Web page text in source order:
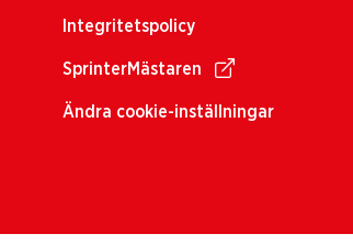
Integritetspolicy
SprinterMästaren
Ändra cookie-inställningar